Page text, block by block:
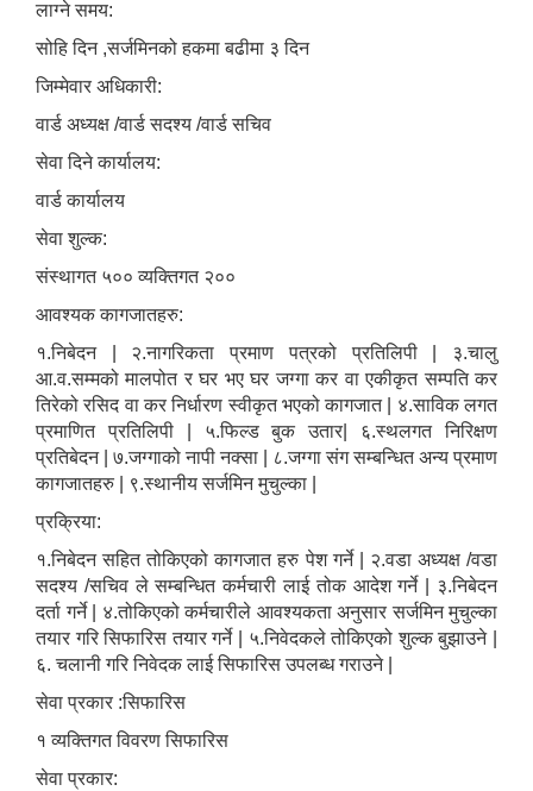
लाग्ने समय:
सोहि दिन ,सर्जमिनको हकमा बढीमा ३ दिन
जिम्मेवार अधिकारी:
वार्ड अध्यक्ष /वार्ड सदश्य /वार्ड सचिव
सेवा दिने कार्यालय:
वार्ड कार्यालय
सेवा शुल्क:
संस्थागत ५०० व्यक्तिगत २००
आवश्यक कागजातहरु:
१.निबेदन | २.नागरिकता प्रमाण पत्रको प्रतिलिपी | ३.चालु
आ.व.सम्मको मालपोत र घर भए घर जग्गा कर वा एकीकृत सम्पति कर
तिरेको रसिद वा कर निर्धारण स्वीकृत भएको कागजात | ४.साविक लगत
प्रमाणित प्रतिलिपी | ५.फिल्ड बुक उतार| ६.स्थलगत निरिक्षण
प्रतिबेदन | ७.जग्गाको नापी नक्सा | ८.जग्गा संग सम्बन्धित अन्य प्रमाण
कागजातहरु | ९.स्थानीय सर्जमिन मुचुल्का |
प्रक्रिया:
१.निबेदन सहित तोकिएको कागजात हरु पेश गर्ने | २.वडा अध्यक्ष /वडा
सदश्य /सचिव ले सम्बन्धित कर्मचारी लाई तोक आदेश गर्ने | ३.निबेदन
दर्ता गर्ने | ४.तोकिएको कर्मचारीले आवश्यकता अनुसार सर्जमिन मुचुल्का
तयार गरि सिफारिस तयार गर्ने | ५.निवेदकले तोकिएको शुल्क बुझाउने |
६. चलानी गरि निवेदक लाई सिफारिस उपलब्ध गराउने |
सेवा प्रकार :सिफारिस
१ व्यक्तिगत विवरण सिफारिस
सेवा प्रकार: